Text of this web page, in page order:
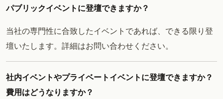
パブリックイベントに登壇できますか？
当社の専門性に合致したイベントであれば、できる限り登
壇いたします。詳細はお問い合わせください。
社内イベントやプライベートイベントに登壇できますか？
費用はどうなりますか？